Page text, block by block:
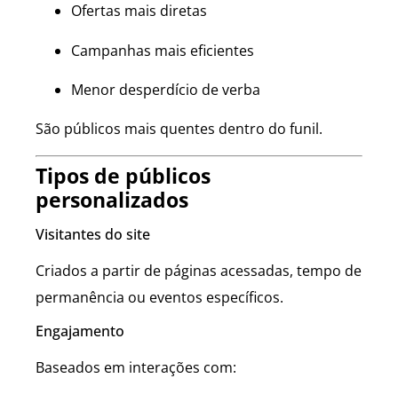
Ofertas mais diretas
Campanhas mais eficientes
Menor desperdício de verba
São públicos mais quentes dentro do funil.
Tipos de públicos
personalizados
Visitantes do site
Criados a partir de páginas acessadas, tempo de
permanência ou eventos específicos.
Engajamento
Baseados em interações com: